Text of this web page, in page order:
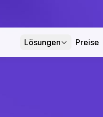
Lösungen Preise